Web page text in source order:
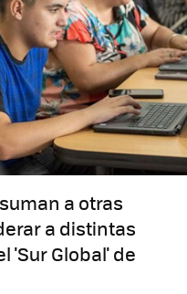
a otras
a distintas
'Sur Global' de